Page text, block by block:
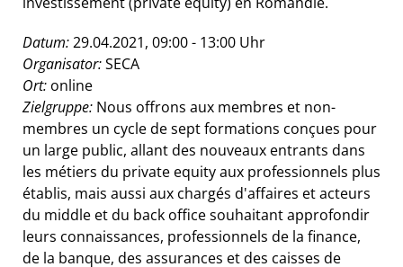
Datum:29.04.2021, 09:00 - 13:00 Uhr
Organisator:SECA
Ort: online
Zielgruppe: Nous offrons aux membres et non-
membres un cycle de sept formations conçues pour
un large public, allant des nouveaux entrants dans
les métiers du private equity aux professionnels plus
établis, mais aussi aux chargés d'affaires et acteurs
du middle et du back office souhaitant approfondir
leurs connaissances, professionnels de la finance,
de la banque, des assurances et des caisses de